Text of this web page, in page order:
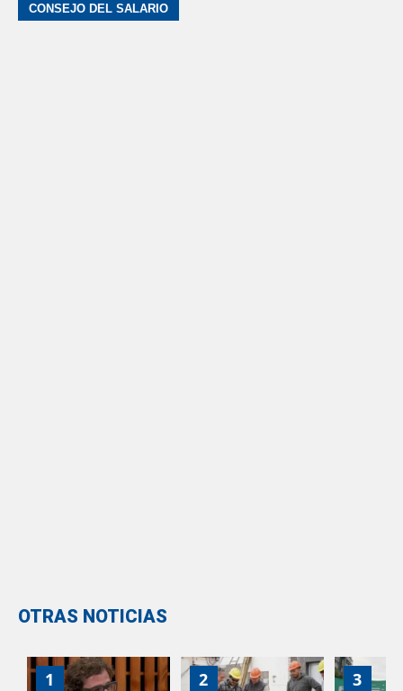
CONSEJO DEL SALARIO
OTRAS NOTICIAS
1 2 3